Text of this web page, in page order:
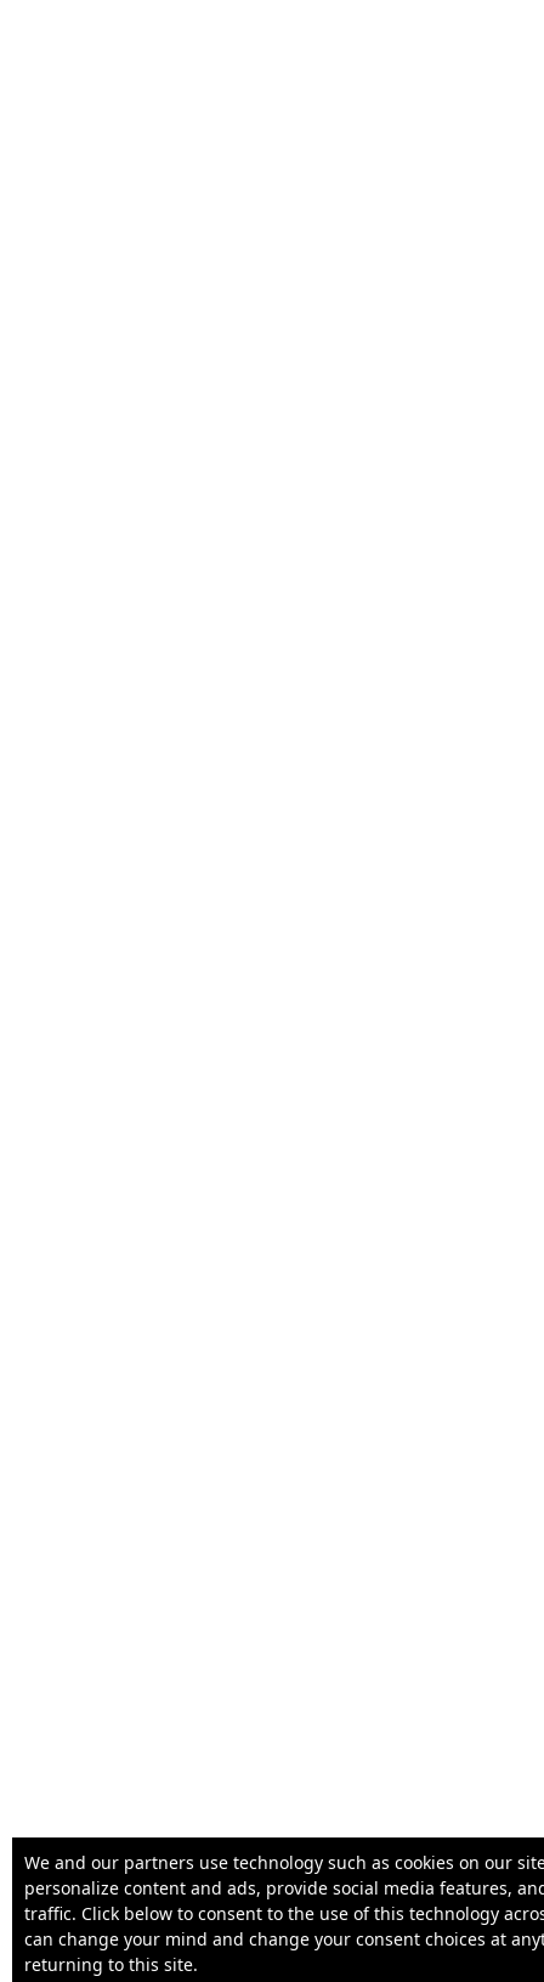
We and our partners use technology such as cookies on our
personalize content and ads, provide social media features,
traffic. Click below to consent to the use of this technology
can change your mind and change your consent choices at
returning to this site.